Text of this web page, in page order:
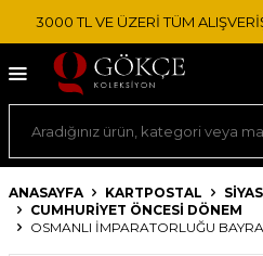
3000 TL VE ÜZERİ TÜM
ANASAYFA KARTPOSTAL
CUMHURIYET ÖNCESI DÖNEM
OSMANLI İMPARATORLUĞU